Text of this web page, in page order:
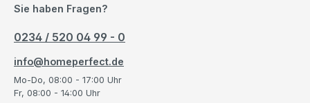
Sie haben Fragen?
0234 / 520 04 99 - 0
info@homeperfect.de
Mo-Do, 08:00 - 17:00 Uhr
Fr, 08:00 - 14:00 Uhr